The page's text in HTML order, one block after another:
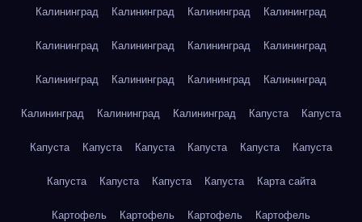
Калининград Калининград Калининград Калининград
Калининград Калининград Калининград Калининград
Калининград Калининград Калининград Калининград
Калининград Калининград Калининград Капуста Капуста
Капуста Капуста Капуста Капуста Капуста Капуста
Капуста Капуста Капуста Капуста Карта сайта
Картофель Картофель Картофель Картофель